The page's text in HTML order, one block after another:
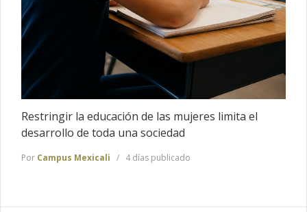
Restringir la educación de las mujeres limita el
desarrollo de toda una sociedad
Por Campus Mexicali 4 días publicado